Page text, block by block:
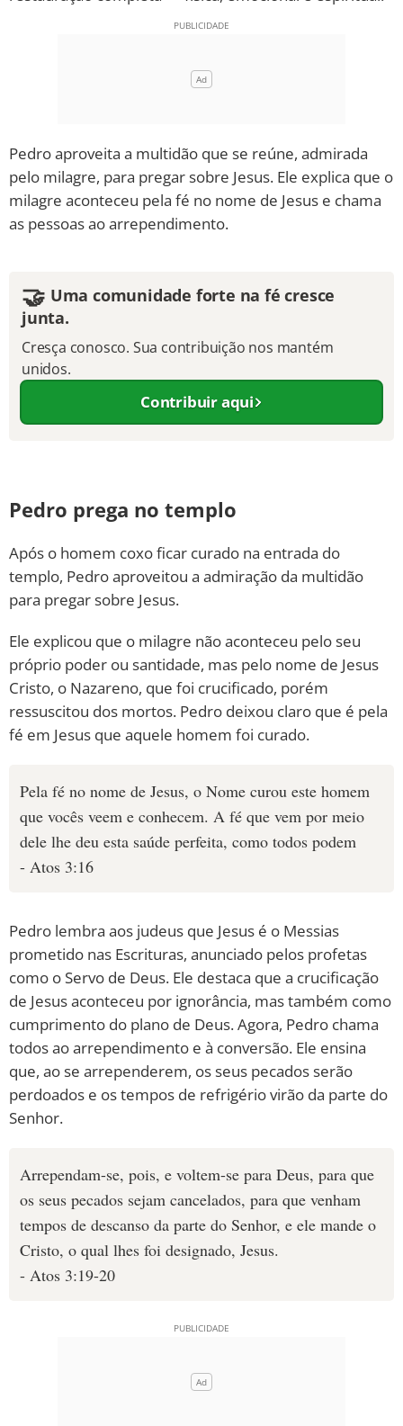
Pedro aproveita a multidão que se reúne, admirada
pelo milagre, para pregar sobre Jesus. Ele explica que o
milagre aconteceu pela fé no nome de Jesus e chama
as pessoas ao arrependimento.
🤝 Uma comunidade forte na fé cresce
junta.
Cresça conosco. Sua contribuição nos mantém
unidos.
Contribuir aqui
Pedro prega no templo
Após o homem coxo ficar curado na entrada do
templo, Pedro aproveitou a admiração da multidão
para pregar sobre Jesus.
Ele explicou que o milagre não aconteceu pelo seu
próprio poder ou santidade, mas pelo nome de Jesus
Cristo, o Nazareno, que foi crucificado, porém
ressuscitou dos mortos. Pedro deixou claro que é pela
fé em Jesus que aquele homem foi curado.
Pela fé no nome de Jesus, o Nome curou este homem
que vocês veem e conhecem. A fé que vem por meio
dele lhe deu esta saúde perfeita, como todos podem
- Atos 3:16
Pedro lembra aos judeus que Jesus é o Messias
prometido nas Escrituras, anunciado pelos profetas
como o Servo de Deus. Ele destaca que a crucificação
de Jesus aconteceu por ignorância, mas também como
cumprimento do plano de Deus. Agora, Pedro chama
todos ao arrependimento e à conversão. Ele ensina
que, ao se arrependerem, os seus pecados serão
perdoados e os tempos de refrigério virão da parte do
Senhor.
Arrependam-se, pois, e voltem-se para Deus, para que
os seus pecados sejam cancelados, para que venham
tempos de descanso da parte do Senhor, e ele mande o
Cristo, o qual lhes foi designado, Jesus.
- Atos 3:19-20